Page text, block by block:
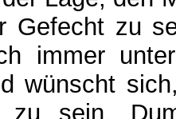
Gefecht zu
immer
wünscht
zu sein.